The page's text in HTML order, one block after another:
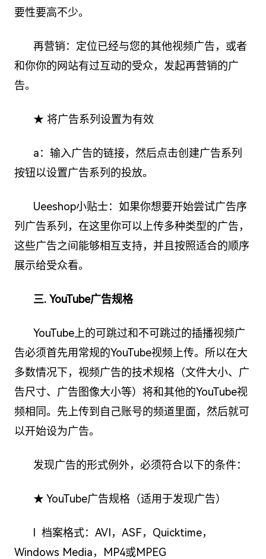
要性要高不少。
再营销：定位已经与您的其他视频广告，或者
和你你的网站有过互动的受众，发起再营销的广
告。
★ 将广告系列设置为有效
a：输入广告的链接，然后点击创建广告系列
按钮以设置广告系列的投放。
Ueeshop小贴士：如果你想要开始尝试广告序
列广告系列，在这里你可以上传多种类型的广告，
这些广告之间能够相互支持，并且按照适合的顺序
展示给受众看。
三. YouTube广告规格
YouTube上的可跳过和不可跳过的插播视频广
告必须首先用常规的YouTube视频上传。所以在大
多数情况下，视频广告的技术规格（文件大小、广
告尺寸、广告图像大小等）将和其他的YouTube视
频相同。先上传到自己账号的频道里面，然后就可
以开始设为广告。
发现广告的形式例外，必须符合以下的条件：
★ YouTube广告规格（适用于发现广告）
l 档案格式：AVI，ASF，Quicktime，
Windows Media，MP4或MPEG